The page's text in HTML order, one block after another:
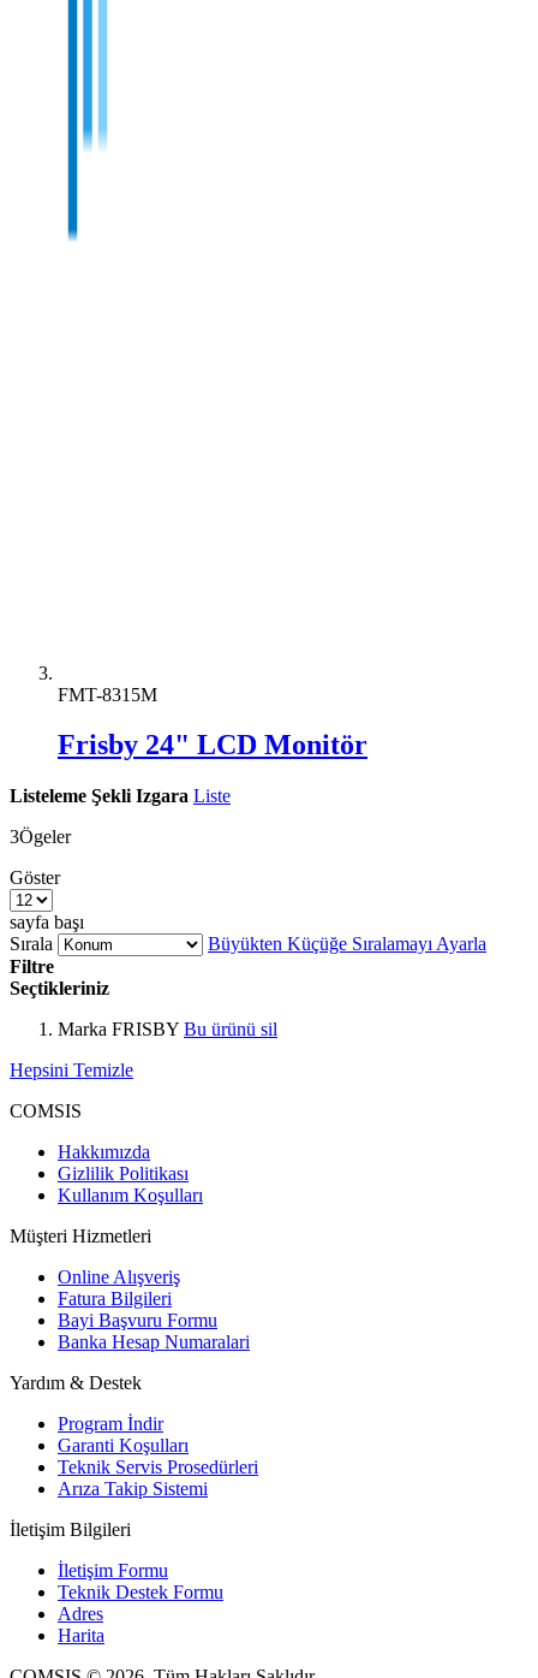
FMT-8315M
Frisby 24" LCD Monitör
Listeleme Şekli Izgara Liste
3Ögeler
Göster
sayfa başı
Sırala
Büyükten Küçüğe Sıralamayı Ayarla
Filtre
Seçtikleriniz
Marka FRISBY Bu ürünü sil
Hepsini Temizle
COMSIS
Hakkımızda
Gizlilik Politikası
Kullanım Koşulları
Müşteri Hizmetleri
Online Alışveriş
Fatura Bilgileri
Bayi Başvuru Formu
Banka Hesap Numaralari
Yardım & Destek
Program İndir
Garanti Koşulları
Teknik Servis Prosedürleri
Arıza Takip Sistemi
İletişim Bilgileri
İletişim Formu
Teknik Destek Formu
Adres
Harita